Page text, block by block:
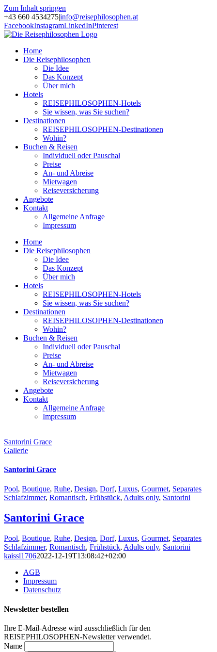
Zum Inhalt springen
+43 660 4534275|info@reisephilosophen.at
FacebookInstagramLinkedInPinterest
Home
Die Reisephilosophen
Die Idee
Das Konzept
Über mich
Hotels
REISEPHILOSOPHEN-Hotels
Sie wissen, was Sie suchen?
Destinationen
REISEPHILOSOPHEN-Destinationen
Wohin?
Buchen & Reisen
Individuell oder Pauschal
Preise
An- und Abreise
Mietwagen
Reiseversicherung
Angebote
Kontakt
Allgemeine Anfrage
Impressum
Home
Die Reisephilosophen
Die Idee
Das Konzept
Über mich
Hotels
REISEPHILOSOPHEN-Hotels
Sie wissen, was Sie suchen?
Destinationen
REISEPHILOSOPHEN-Destinationen
Wohin?
Buchen & Reisen
Individuell oder Pauschal
Preise
An- und Abreise
Mietwagen
Reiseversicherung
Angebote
Kontakt
Allgemeine Anfrage
Impressum
Santorini Grace
Gallerie
Santorini Grace
Pool, Boutique, Ruhe, Design, Dorf, Luxus, Gourmet, Separates
Schlafzimmer, Romantisch, Frühstück, Adults only, Santorini
Santorini Grace
Pool, Boutique, Ruhe, Design, Dorf, Luxus, Gourmet, Separates
Schlafzimmer, Romantisch, Frühstück, Adults only, Santorini
kaissl17062022-12-19T13:08:42+02:00
AGB
Impressum
Datenschutz
Newsletter bestellen
Ihre E-Mail-Adresse wird ausschließlich für den
REISEPHILOSOPHEN-Newsletter verwendet.
Name